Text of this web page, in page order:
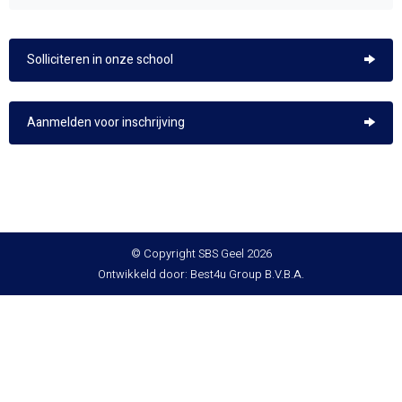
Solliciteren in onze school
Aanmelden voor inschrijving
© Copyright SBS Geel 2026
Ontwikkeld door: Best4u Group B.V.B.A.